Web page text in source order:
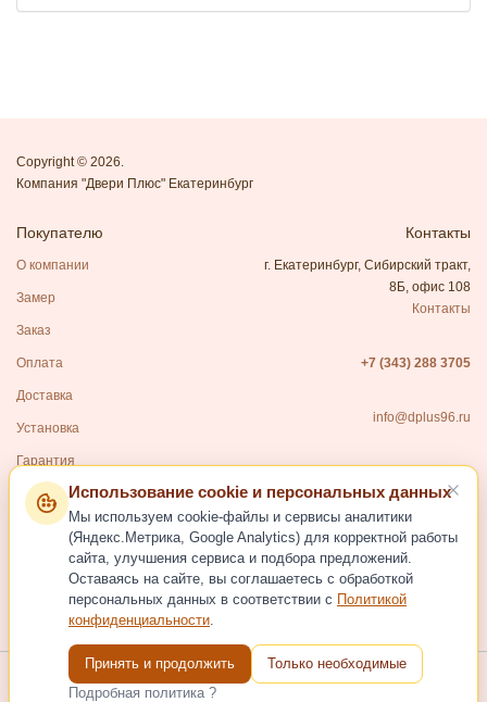
Copyright © 2026.
Компания "Двери Плюс" Екатеринбург
Покупателю
О компании
Замер
Заказ
Оплата
Доставка
Установка
Гарантия
Контакты
г. Екатеринбург, Сибирский тракт,
8Б, офис 108
Контакты
+7 (343) 288 3705
info@dplus96.ru
Каталог
Входные двери
Межкомнатные двери
Фурнитура для дверей
Использование cookie и персональных данных
Мы используем cookie-файлы и сервисы аналитики
(Яндекс.Метрика, Google Analytics) для корректной работы
сайта, улучшения сервиса и подбора предложений.
Оставаясь на сайте, вы соглашаетесь с обработкой
персональных данных в соответствии с
Политикой
конфиденциальности.
Принять и продолжить
Только необходимые
Подробная политика ?